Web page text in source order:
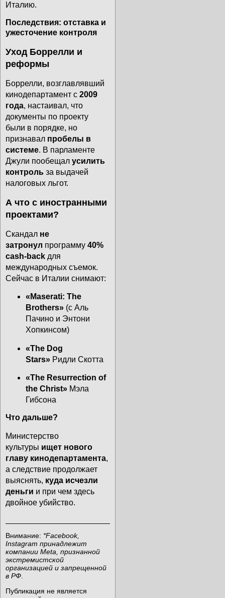
Италию.
Последствия: отставка и
ужесточение контроля
Уход Боррелли и
реформы
Боррелли, возглавлявший
кинодепартамент с 2009
года, настаивал, что
документы по проекту
были в порядке, но
признавал пробелы в
системе. В парламенте
Джули пообещал усилить
контроль за выдачей
налоговых льгот.
А что с иностранными
проектами?
Скандал не
затронул программу 40%
cash-back для
международных съемок.
Сейчас в Италии снимают:
«Maserati: The
Brothers» (с Аль
Пачино и Энтони
Хопкинсом)
«The Dog
Stars» Ридли Скотта
«The Resurrection of
the Christ» Мэла
Гибсона
Что дальше?
Министерство
культуры ищет нового
главу кинодепартамента,
а следствие продолжает
выяснять, куда исчезли
деньги и при чем здесь
двойное убийство.
Внимание: *Facebook,
Instagram принадлежит
компании Meta, признанной
экстремистской
организацией и запрещенной
в РФ
Публикация не является